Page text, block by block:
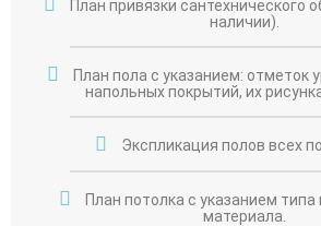
План привязки сантехнического
наличии).
План пола с указанием: отметок
напольных покрытий, их
Экспликация полов всех
План потолка с указанием типа
материала.